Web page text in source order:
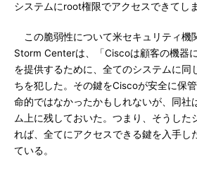
システムにroot権限でアクセスできてし
この脆弱性について米セキュリティ機
Storm Centerは、「Ciscoは顧客の機器
を提供するために、全てのシステムに同
ちを犯した。その鍵をCiscoが安全に保
命的ではなかったかもしれないが、同社
ム上に残しておいた。つまり、そうした
れば、全てにアクセスできる鍵を入手し
ている。